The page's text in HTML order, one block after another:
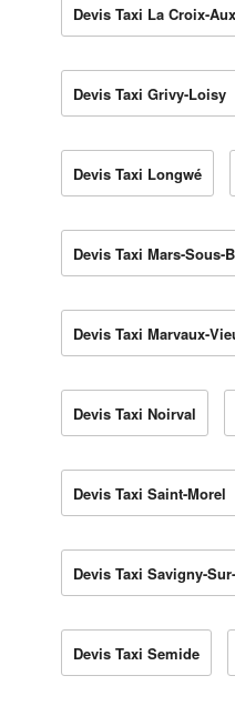
Devis Taxi La Croix-
Devis Taxi Grivy-Loisy
Devis Taxi Longwé
Devis Taxi Mars-Sous-
Devis Taxi Marvaux-
Devis Taxi Noirval
Devis Taxi Saint-Morel
Devis Taxi Savigny-
Devis Taxi Semide